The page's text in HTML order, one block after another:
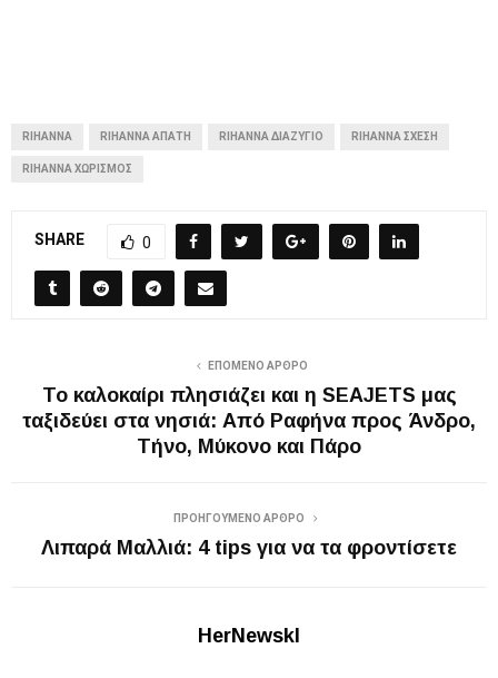
RIHANNA RIHANNA ΑΠΆΤΗ RIHANNA ΔΙΑΖΎΓΙΟ RIHANNA ΣΧΈΣΗ
RIHANNA ΧΩΡΙΣΜΌΣ
SHARE 0
ΕΠΌΜΕΝΟ ΆΡΘΡΟ
Το καλοκαίρι πλησιάζει και η SEAJETS μας
ταξιδεύει στα νησιά: Από Ραφήνα προς Άνδρο,
Τήνο, Μύκονο και Πάρο
ΠΡΟΗΓΟΎΜΕΝΟ ΆΡΘΡΟ
Λιπαρά Μαλλιά: 4 tips για να τα φροντίσετε
HerNewskl